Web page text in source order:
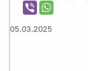
05.03.2025